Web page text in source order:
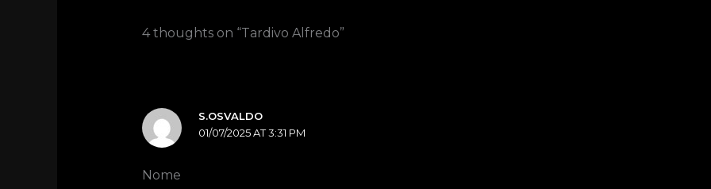
4 thoughts on “Tardivo Alfredo”
S.OSVALDO
01/07/2025 AT 3:31 PM
Nome